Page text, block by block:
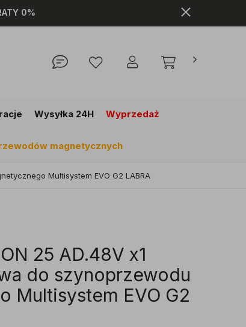
0%
Wysyłka 24H Wyprzedaż
magnetycznych
Multisystem EVO G2 LABRA
25 AD.48V x1
do szynoprzewodu
Multisystem EVO G2